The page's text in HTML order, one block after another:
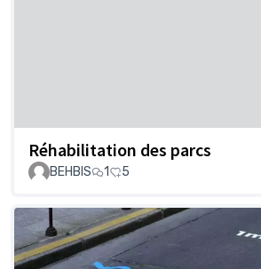
Réhabilitation des parcs
BEHBIS
1 5